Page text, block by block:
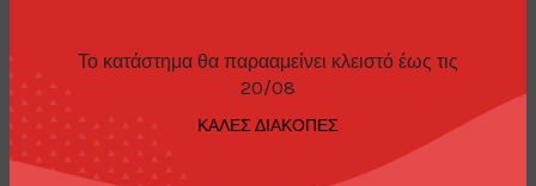
Το κατάστημα θα παρααμείνει κλειστό έως τις
20/08
ΚΑΛΕΣ ΔΙΑΚΟΠΕΣ
Model : AMG GT3